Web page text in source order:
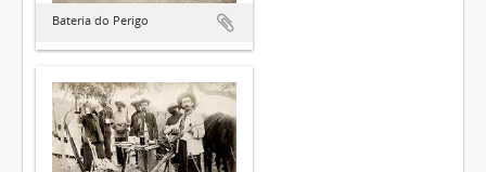
Bateria do Perigo